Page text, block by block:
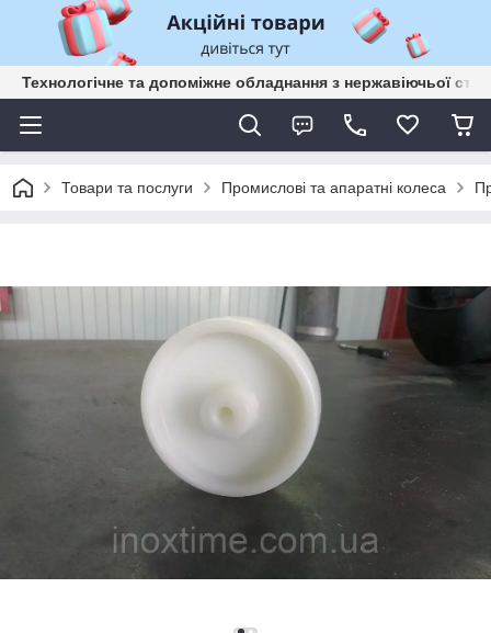
Технологічне та допоміжне обладнання з нержавіючьої
Товари та послуги Промислові та апаратні колеса